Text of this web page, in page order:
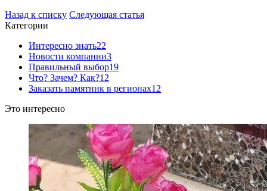
Назад к списку Следующая статья
Категории
Интересно знать22
Новости компании3
Правильный выбор19
Что? Зачем? Как?12
Заказать памятник в регионах12
Это интересно